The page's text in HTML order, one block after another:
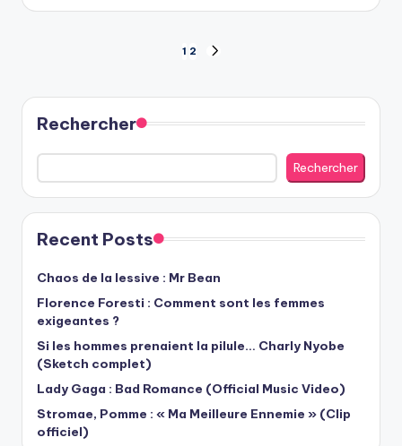
des
publications
1 2
Rechercher
Rechercher
Recent Posts
Chaos de la lessive : Mr Bean
Florence Foresti : Comment sont les femmes
exigeantes ?
Si les hommes prenaient la pilule… Charly Nyobe
(Sketch complet)
Lady Gaga : Bad Romance (Official Music Video)
Stromae, Pomme : « Ma Meilleure Ennemie » (Clip
officiel)